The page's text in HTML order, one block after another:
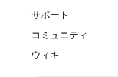
サポート
コミュニティ
ウィキ